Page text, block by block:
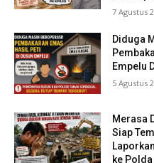
7 Agustus
Diduga
Empelu
5 Agustus
Merasa
Siap
ke